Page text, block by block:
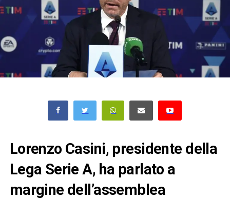
Lorenzo Casini, presidente della
Lega Serie A, ha parlato a
margine dell’assemblea